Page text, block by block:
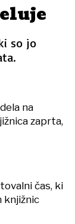
so jo
na
zaprta,
čas, ki
knjižnic